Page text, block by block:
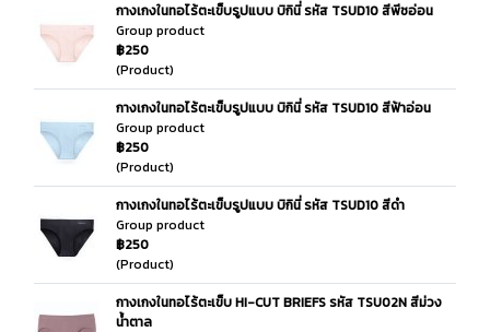
กางเกงในทอไร้ตะเข็บรูปแบบ บิกินี่ รหัส TSUD10 สีพีชอ่อน
Group product
฿250
(Product)
กางเกงในทอไร้ตะเข็บรูปแบบ บิกินี่ รหัส TSUD10 สีฟ้าอ่อน
Group product
฿250
(Product)
กางเกงในทอไร้ตะเข็บรูปแบบ บิกินี่ รหัส TSUD10 สีดำ
Group product
฿250
(Product)
กางเกงในทอไร้ตะเข็บ HI-CUT BRIEFS รหัส TSU02N สีม่วง
น้ำตาล